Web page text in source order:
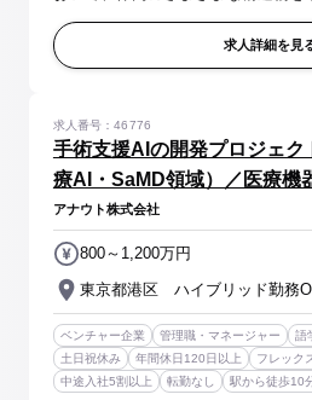
トすることを可能にしており、そ
術手技に基づく臨床エビデンス...
求人詳細を見
手術支援AIの開発プロジェク
療AI・SaMD領域）／医療機
求人番号：46776
アナウト株式会社
東京都港区 ハイブリッド勤務
800～1,200万円
ベンチャー企業 管理職・マネージャー 語
土日祝休み
年間休日120日以上
フレック
中途入社5割以上
転勤なし 駅から徒歩10